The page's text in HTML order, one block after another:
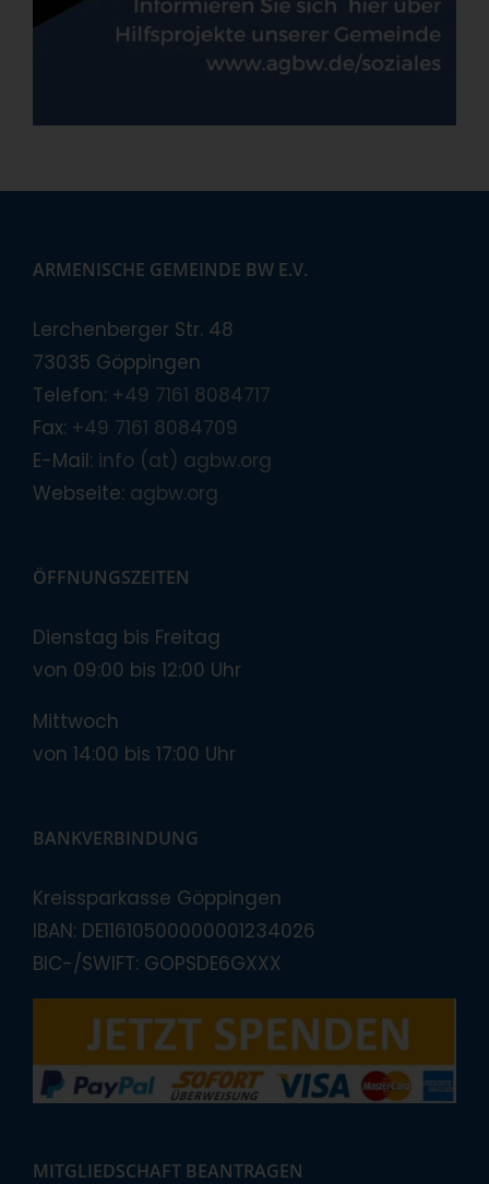
ARMENISCHE GEMEINDE BW E.V.
Lerchenberger Str. 48
73035 Göppingen
Telefon: +49 7161 8084717
Fax: +49 7161 8084709
E-Mail: info (at) agbw.org
Webseite: agbw.org
ÖFFNUNGSZEITEN
Dienstag bis Freitag
von 09:00 bis 12:00 Uhr
Mittwoch
von 14:00 bis 17:00 Uhr
BANKVERBINDUNG
Kreissparkasse Göppingen
IBAN: DE11610500000001234026
BIC-/SWIFT: GOPSDE6GXXX
MITGLIEDSCHAFT BEANTRAGEN